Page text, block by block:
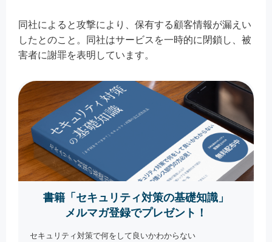
同社によると攻撃により、保有する顧客情報が漏えい
したとのこと。同社はサービスを一時的に閉鎖し、被
害者に謝罪を表明しています。
書籍「セキュリティ対策の基礎知識」
メルマガ登録でプレゼント！
セキュリティ対策で何をして良いかわからない